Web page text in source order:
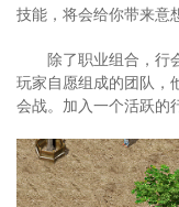
技能，将会给你带来意
除了职业组合，行
玩家自愿组成的团队，
会战。加入一个活跃的